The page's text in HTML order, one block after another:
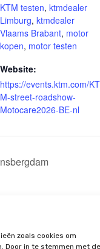
zoals cookies om
Door in te stemmen met
KTM testen, ktmdealer
Limburg, ktmdealer
Vlaams Brabant, motor
kopen, motor testen
Website:
https://events.ktm.com/KT
M-street-roadshow-
Motocare2026-BE-nl
3390 Tielt-Winge